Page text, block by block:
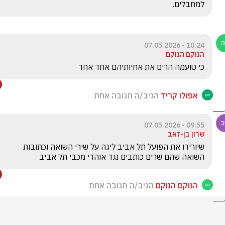
למחבלים.
10:24 - 07.05.2026
הנוקם הנוקם
כי טועמה הרים את אחיותיהם אחד אחד
אפולו קריד הגיב/ה תגובה אחת
09:55 - 07.05.2026
שרון בן-זאב
השואה שהם שרים כותבים נגד אוהדי מכבי תל אביב
הנוקם הנוקם הגיב/ה תגובה אחת